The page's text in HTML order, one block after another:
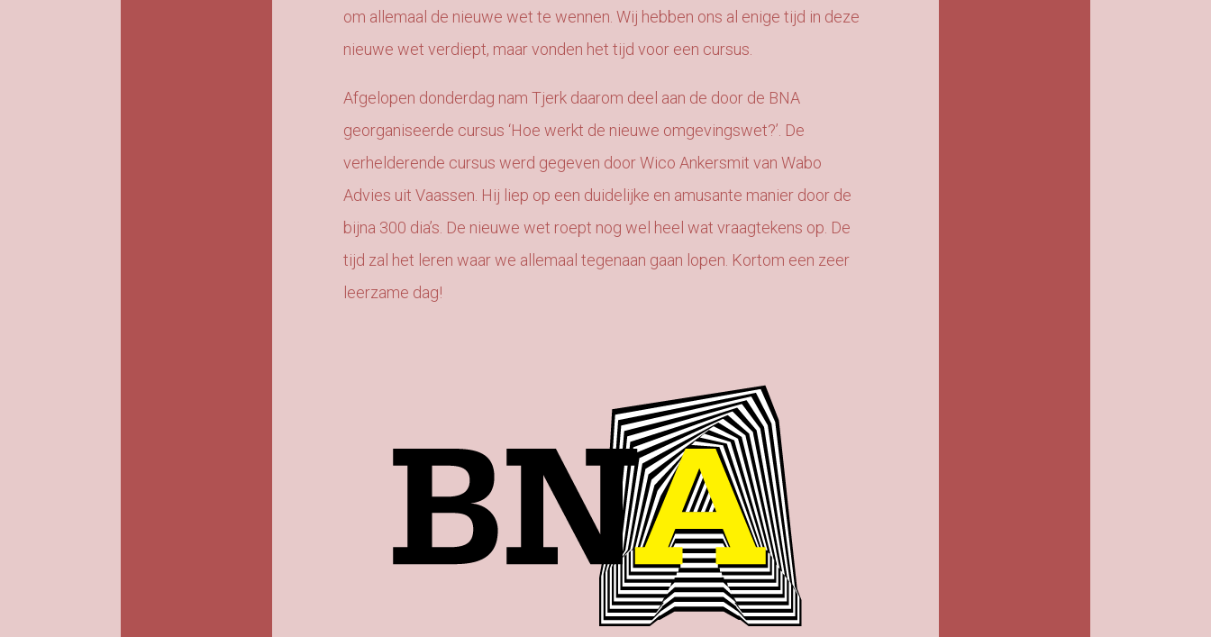
om allemaal de nieuwe wet te wennen. Wij hebben ons al enige tijd in deze
nieuwe wet verdiept, maar vonden het tijd voor een cursus.
Afgelopen donderdag nam Tjerk daarom deel aan de door de BNA
georganiseerde cursus ‘Hoe werkt de nieuwe omgevingswet?’. De
verhelderende cursus werd gegeven door Wico Ankersmit van Wabo
Advies uit Vaassen. Hij liep op een duidelijke en amusante manier door de
bijna 300 dia’s. De nieuwe wet roept nog wel heel wat vraagtekens op. De
tijd zal het leren waar we allemaal tegenaan gaan lopen. Kortom een zeer
leerzame dag!